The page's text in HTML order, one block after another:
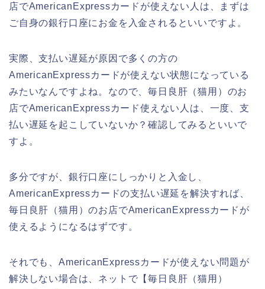
店でAmericanExpressカードが使えない人は、まずは
ご自身の銀行口座にお金を入金されるといいですよ。
実際、支払い遅延が原因で多くの方の
AmericanExpressカードが使えない状態になっている
みたいなんですよね。なので、毎日良肝（猫用）のお
店でAmericanExpressカード使えない人は、一度、支
払い遅延を起こしていないか？確認してみるといいで
すよ。
多分ですが、銀行口座にしっかりと入金し、
AmericanExpressカードの支払い遅延を解決すれば、
毎日良肝（猫用）のお店でAmericanExpressカードが
使えるようになるはずです。
それでも、AmericanExpressカードが使えない問題が
解決しない場合は、ネットで【毎日良肝（猫用）